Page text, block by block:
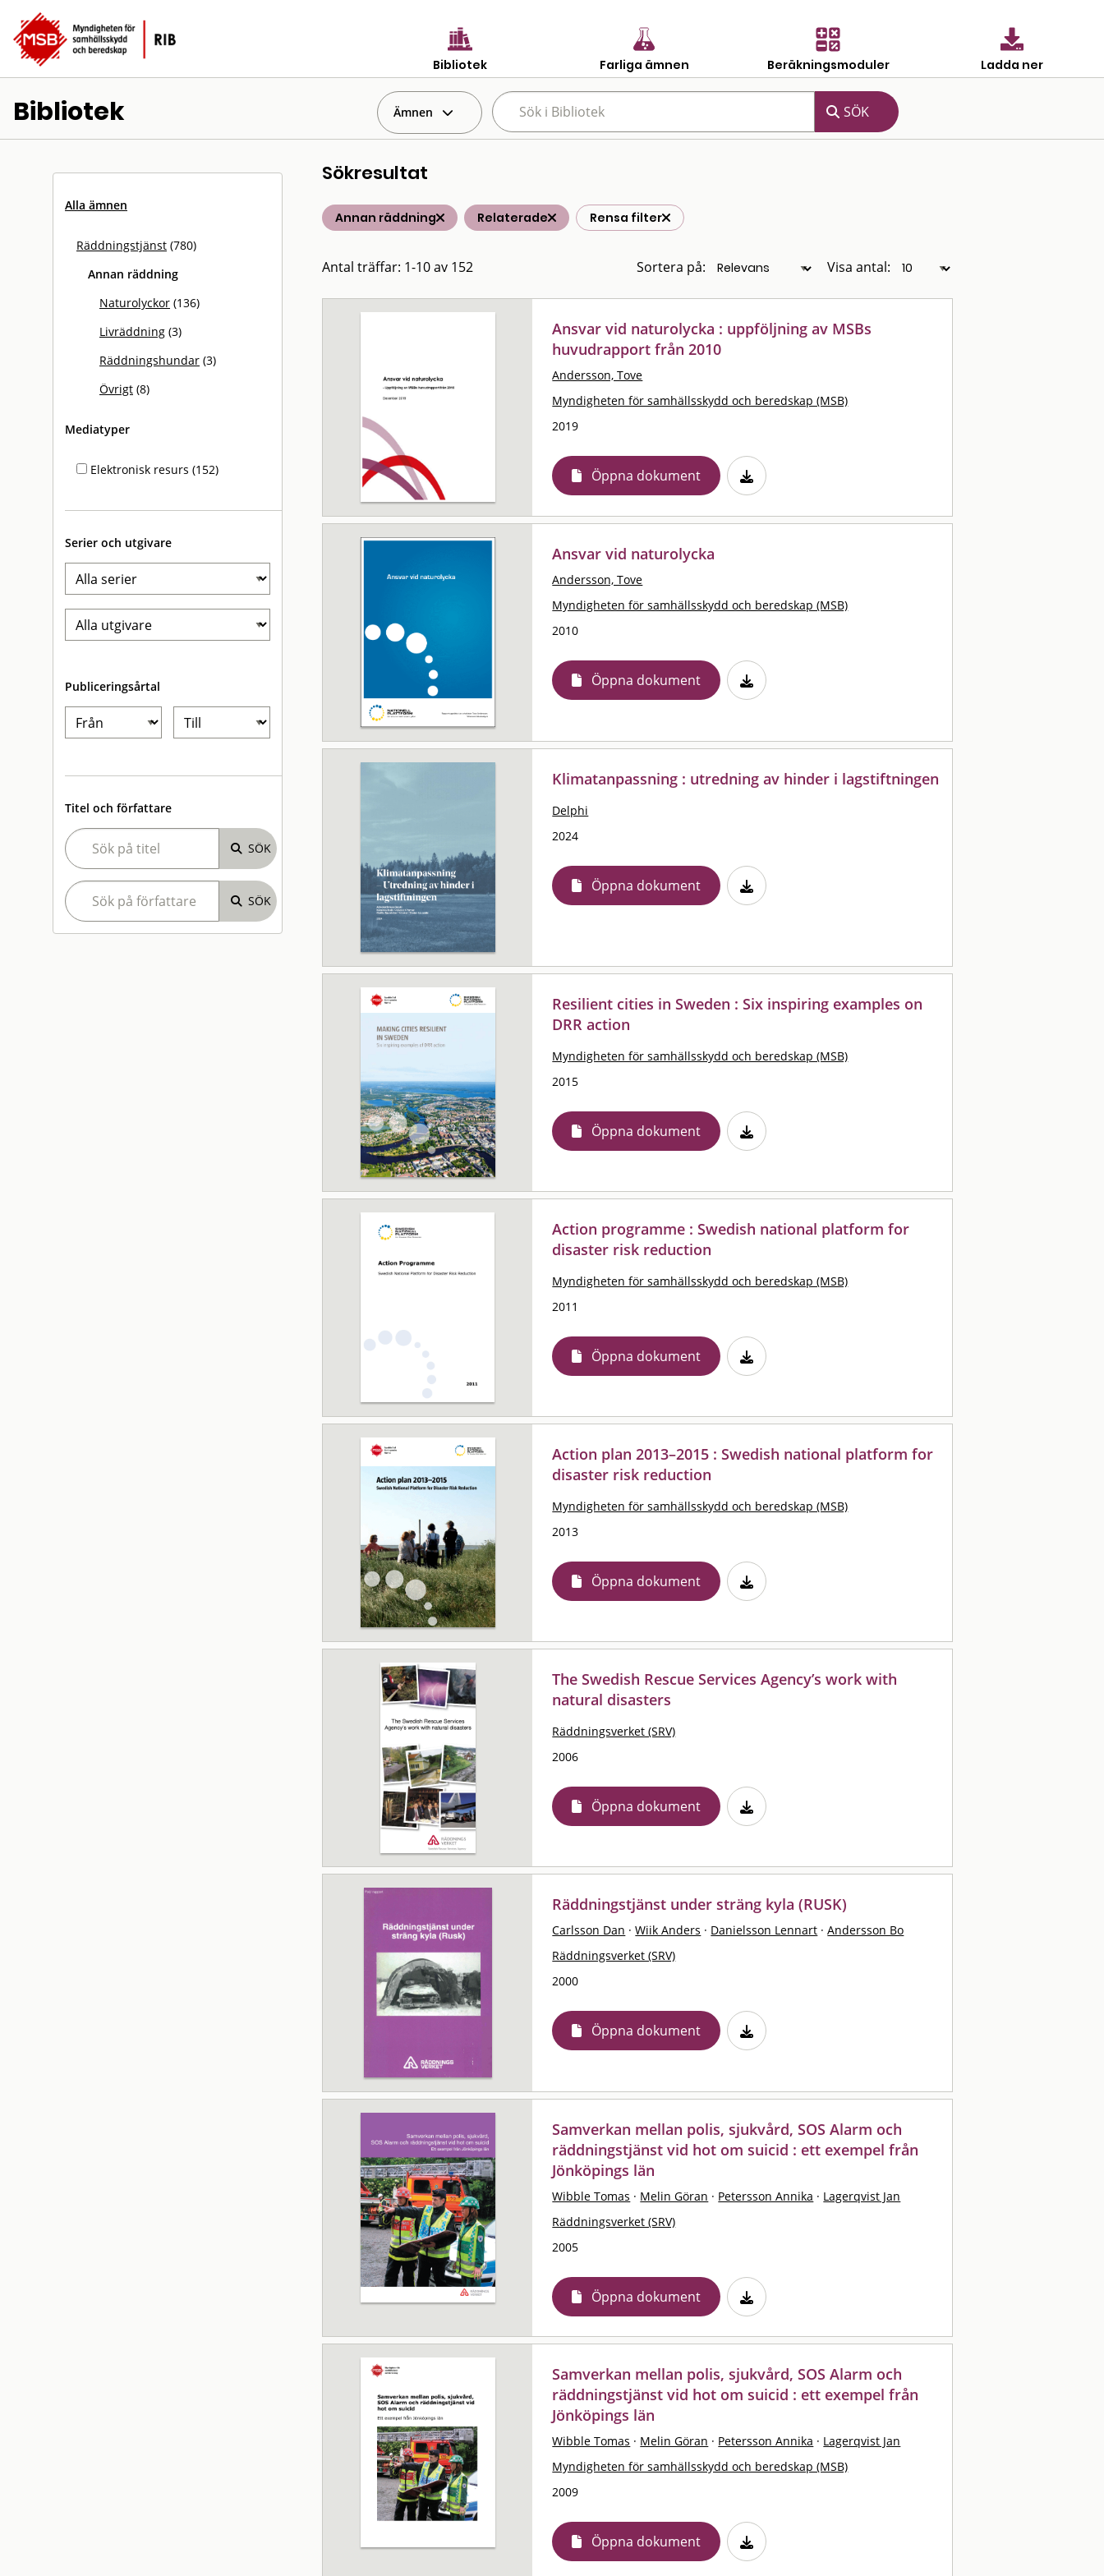
Bibliotek Farliga ämnen Beräkningsmoduler Ladda ner
Bibliotek Ämnen
Alla ämnen
Räddningstjänst (780)
Annan räddning
Naturolyckor (136)
Livräddning (3)
Räddningshundar (3)
Övrigt (8)
Mediatyper
Elektronisk resurs (152)
Serier och utgivare
Publiceringsårtal
Titel och författare
Sökresultat
Annan räddning Relaterade Rensa filter
Antal träffar: 1-10 av 152 Sortera på: Visa antal:
Ansvar vid naturolycka : uppföljning av MSBs
huvudrapport från 2010
Andersson, Tove
Myndigheten för samhällsskydd och beredskap (MSB)
2019
Öppna dokument
Ansvar vid naturolycka
Andersson, Tove
Myndigheten för samhällsskydd och beredskap (MSB)
2010
Öppna dokument
Klimatanpassning : utredning av hinder i lagstiftningen
Delphi
2024
Öppna dokument
Resilient cities in Sweden : Six inspiring examples on
DRR action
Myndigheten för samhällsskydd och beredskap (MSB)
2015
Öppna dokument
Action programme : Swedish national platform for
disaster risk reduction
Myndigheten för samhällsskydd och beredskap (MSB)
2011
Öppna dokument
Action plan 2013–2015 : Swedish national platform for
disaster risk reduction
Myndigheten för samhällsskydd och beredskap (MSB)
2013
Öppna dokument
The Swedish Rescue Services Agency’s work with
natural disasters
Räddningsverket (SRV)
2006
Öppna dokument
Räddningstjänst under sträng kyla (RUSK)
Carlsson Dan · Wiik Anders · Danielsson Lennart · Andersson Bo
Räddningsverket (SRV)
2000
Öppna dokument
Samverkan mellan polis, sjukvård, SOS Alarm och
räddningstjänst vid hot om suicid : ett exempel från
Jönköpings län
Wibble Tomas · Melin Göran · Petersson Annika · Lagerqvist Jan
Räddningsverket (SRV)
2005
Öppna dokument
Samverkan mellan polis, sjukvård, SOS Alarm och
räddningstjänst vid hot om suicid : ett exempel från
Jönköpings län
Wibble Tomas · Melin Göran · Petersson Annika · Lagerqvist Jan
Myndigheten för samhällsskydd och beredskap (MSB)
2009
Öppna dokument